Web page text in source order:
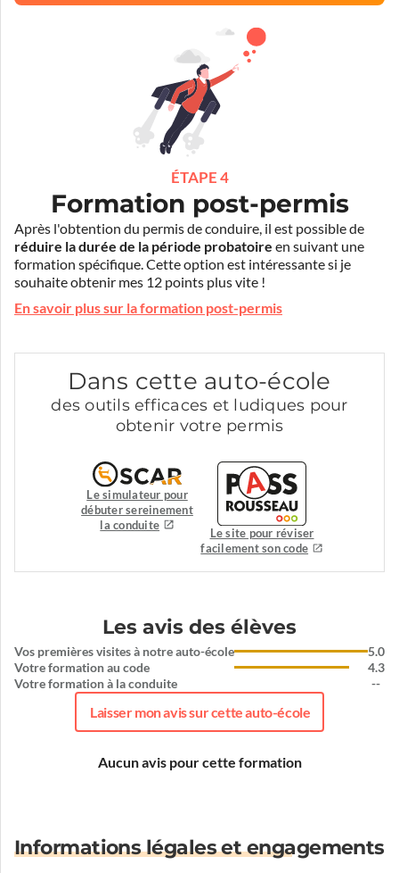
ÉTAPE 4
Formation post-permis
Après l'obtention du permis de conduire, il est possible de
réduire la durée de la période probatoire en suivant une
formation spécifique. Cette option est intéressante si je
souhaite obtenir mes 12 points plus vite !
En savoir plus sur la formation post-permis
Dans cette auto-école
des outils efficaces et ludiques pour
obtenir votre permis
Le simulateur pour
débuter sereinement
la conduite
Le site pour réviser
facilement son code
Les avis des élèves
Vos premières visites à notre auto-école
Votre formation au code
Votre formation à la conduite
5.0
4.3
--
Laisser mon avis sur cette auto-école
Aucun avis pour cette formation
Informations légales et engagements